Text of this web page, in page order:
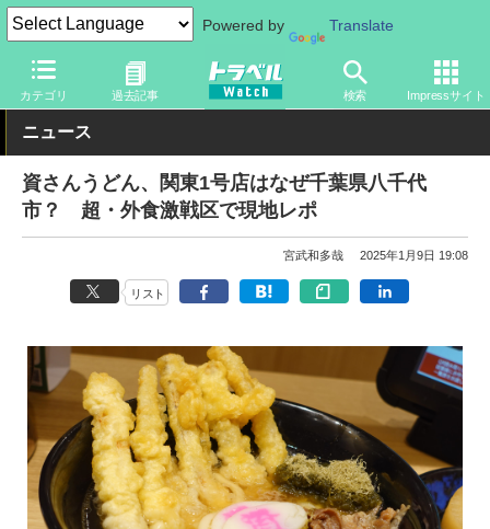
Powered by Translate
カテゴリ 過去記事 検索 Impressサイト
トラベル Watch 旅の情報 目的 グルメ
ニュース
資さんうどん、関東1号店はなぜ千葉県八千代
市？ 超・外食激戦区で現地レポ
宮武和多哉 2025年1月9日 19:08
リスト